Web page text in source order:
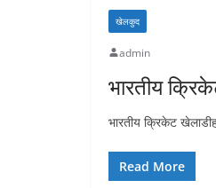
खेलकुद
admin
भारतीय
भारतीय क्रिकेट
Read More